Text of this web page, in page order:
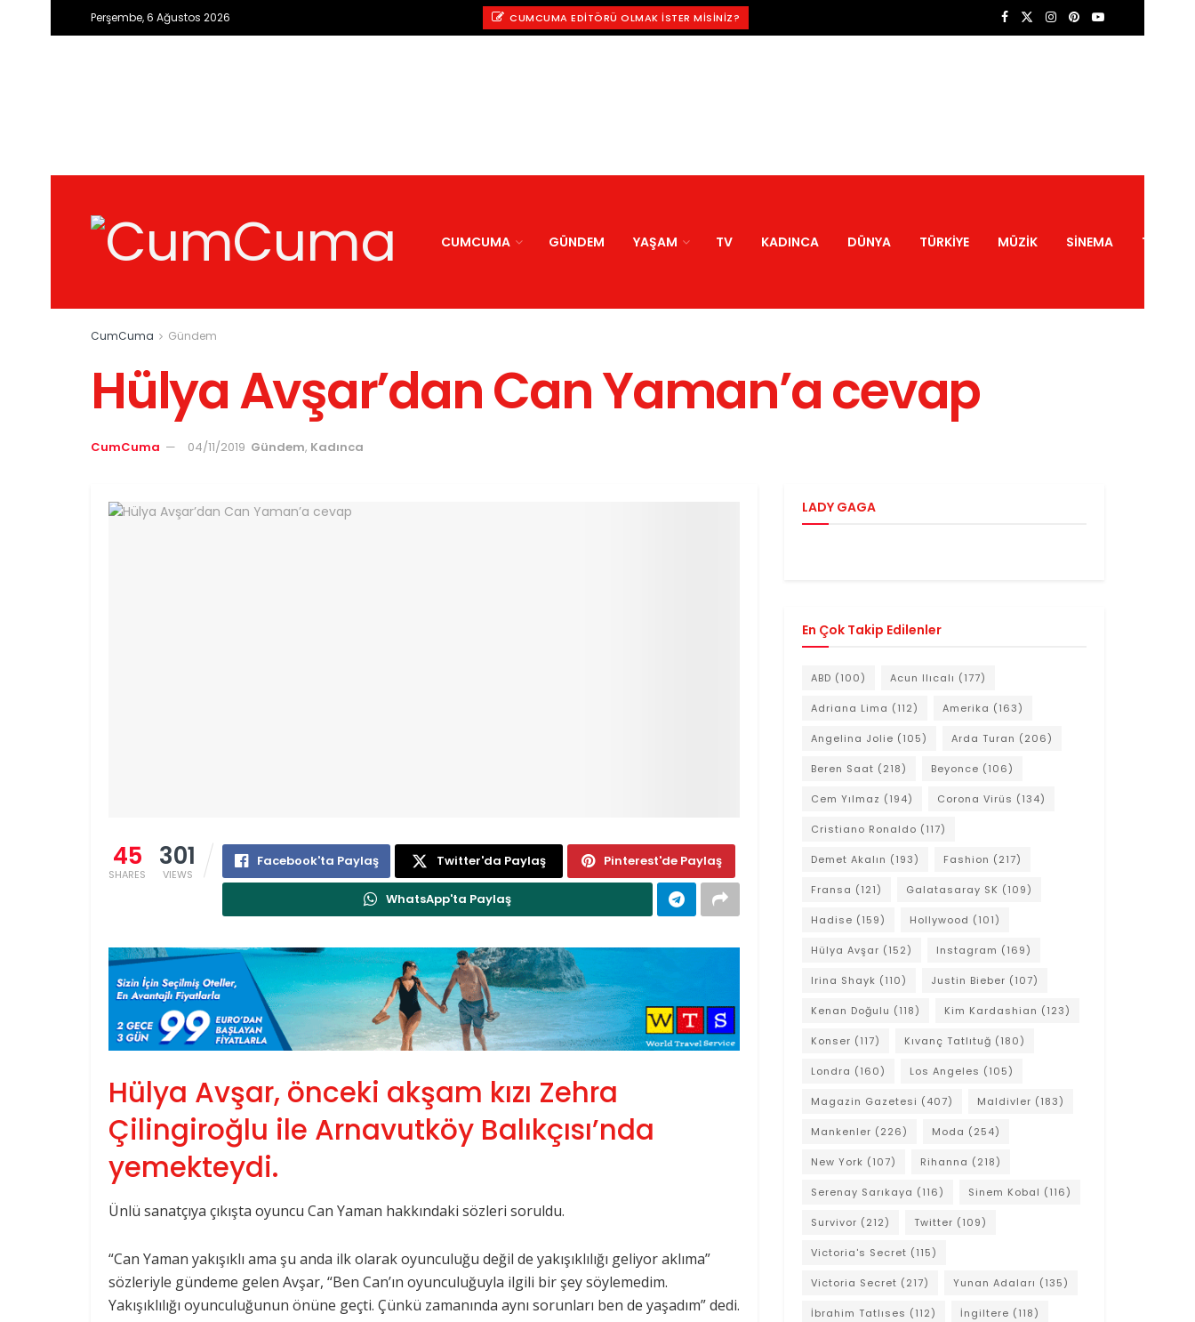
Perşembe, 6 Ağustos 2026 CUMCUMA EDITÖRÜ OLMAK İSTER MISINIZ?
CUMCUMA GÜNDEM YAŞAM TV KADINCA DÜNYA TÜRKIYE MÜZIK SINEMA TATIL
CumCuma Gündem
Hülya Avşar’dan Can Yaman’a cevap
CumCuma 04/11/2019 Gündem, Kadınca
45
SHARES
301
VIEWS
Facebook'ta Paylaş Twitter'da Paylaş Pinterest'de Paylaş
WhatsApp'ta Paylaş
Hülya Avşar, önceki akşam kızı Zehra
Çilingiroğlu ile Arnavutköy Balıkçısı’nda
yemekteydi.
Ünlü sanatçıya çıkışta oyuncu Can Yaman hakkındaki sözleri soruldu.
“Can Yaman yakışıklı ama şu anda ilk olarak oyunculuğu değil de yakışıklılığı geliyor aklıma”
sözleriyle gündeme gelen Avşar, “Ben Can’ın oyunculuğuyla ilgili bir şey söylemedim.
Yakışıklılığı oyunculuğunun önüne geçti. Çünkü zamanında aynı sorunları ben de yaşadım” dedi.
LADY GAGA
En Çok Takip Edilenler
ABD (100) Acun Ilıcalı (177)
Adriana Lima (112) Amerika (163)
Angelina Jolie (105) Arda Turan (206)
Beren Saat (218) Beyonce (106)
Cem Yılmaz (194) Corona Virüs (134)
Cristiano Ronaldo (117)
Demet Akalın (193) Fashion (217)
Fransa (121) Galatasaray SK (109)
Hadise (159) Hollywood (101)
Hülya Avşar (152) Instagram (169)
Irina Shayk (110) Justin Bieber (107)
Kenan Doğulu (118) Kim Kardashian (123)
Konser (117) Kıvanç Tatlıtuğ (180)
Londra (160) Los Angeles (105)
Magazin Gazetesi (407) Maldivler (183)
Mankenler (226) Moda (254)
New York (107) Rihanna (218)
Serenay Sarıkaya (116) Sinem Kobal (116)
Survivor (212) Twitter (109)
Victoria's Secret (115)
Victoria Secret (217) Yunan Adaları (135)
İbrahim Tatlıses (112) İngiltere (118)